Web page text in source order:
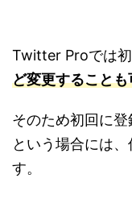
Twitter Proでは
ど変更することも
そのため初回に
という場合には
す。